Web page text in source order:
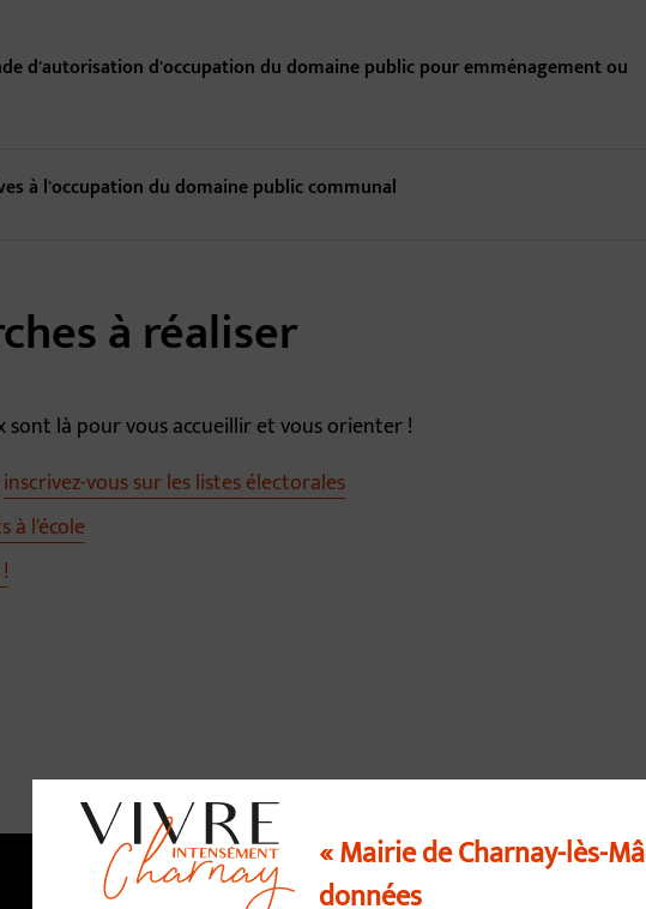
d'autorisation d'occupation du domaine public pour emménagement ou
à l'occupation du domaine public communal
à réaliser
sont là pour vous accueillir et vous orienter !
inscrivez-vous sur les listes électorales
à l'école
« Mairie de Charnay-lès-
données